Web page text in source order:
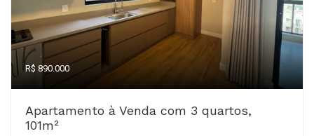
R$ 890.000
Apartamento à Venda com 3 quartos,
101m²